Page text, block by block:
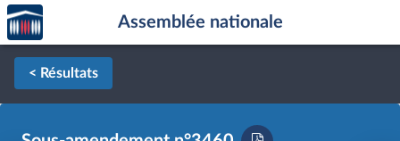
Aller au contenu
Aller en bas de la page
Accèder
à la
page
d'accueil
Assemblée nationale
< Résultats